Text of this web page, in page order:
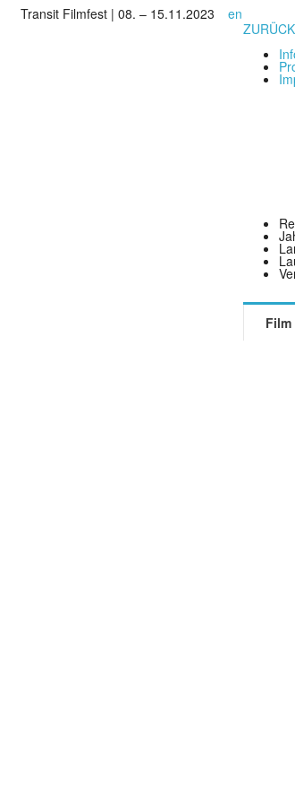
Transit Filmfest | 08. – 15.11.2023
en
Film